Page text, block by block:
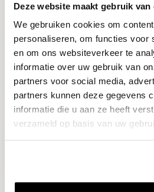
Deze website maakt gebruik van
We gebruiken cookies om
personaliseren, om functies voor
en om ons websiteverkeer te
informatie over uw gebruik van
partners voor social media,
partners kunnen deze gegevens
informatie die u aan ze heeft
verzameld op basis van uw
Blijf op de hoogte
Ontvang het laatste wijnnieuws,
evenementen
E-mailadres